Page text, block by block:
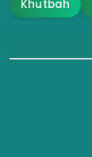
Khutbah